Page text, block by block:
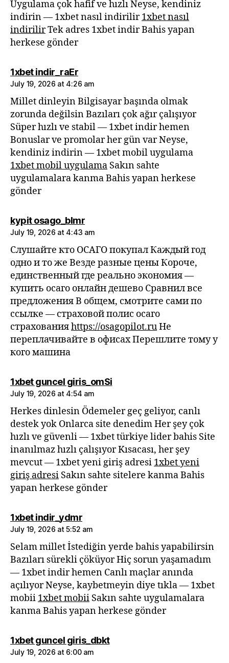
Uygulama çok hafif ve hızlı Neyse, kendiniz
indirin — 1xbet nasıl indirilir1xbet nasıl
indirilirTek adres 1xbet indir Bahis yapan
herkese gönder
1xbet indir_raErsays:
July 19, 2026 at 4:26 am
Millet dinleyin Bilgisayar başında olmak
zorunda değilsin Bazıları çok ağır çalışıyor
Süper hızlı ve stabil — 1xbet indir hemen
Bonuslar ve promolar her gün var Neyse,
kendiniz indirin — 1xbet mobil uygulama
1xbet mobil uygulama Sakın sahte
uygulamalara kanma Bahis yapan herkese
gönder
kypit osago_blmrsays:
July 19, 2026 at 4:43 am
Слушайте кто ОСАГО покупал Каждый год
одно и то же Везде разные цены Короче,
единственный где реально экономия —
купить осаго онлайн дешево Сравнил все
предложения В общем, смотрите сами по
ссылке — страховой полис осаго
страхованияhttps://osagopilot.ruНе
переплачивайте в офисах Перешлите тому у
кого машина
1xbet guncel giris_omSisays:
July 19, 2026 at 4:54 am
Herkes dinlesin Ödemeler geç geliyor, canlı
destek yok Onlarca site denedim Her şey çok
hızlı ve güvenli — 1xbet türkiye lider bahis Site
inanılmaz hızlı çalışıyor Kısacası, her şey
mevcut — 1xbet yeni giriş adresi 1xbet yeni
giriş adresi Sakın sahte sitelere kanma Bahis
yapan herkese gönder
1xbet indir_ydmrsays:
July 19, 2026 at 5:52 am
Selam millet İstediğin yerde bahis yapabilirsin
Bazıları sürekli çöküyor Hiç sorun yaşamadım
— 1xbet indir hemen Canlı maçlar anında
açılıyor Neyse, kaybetmeyin diye tıkla — 1xbet
mobii 1xbet mobii Sakın sahte uygulamalara
kanma Bahis yapan herkese gönder
1xbet guncel giris_dbktsays:
July 19, 2026 at 6:00 am